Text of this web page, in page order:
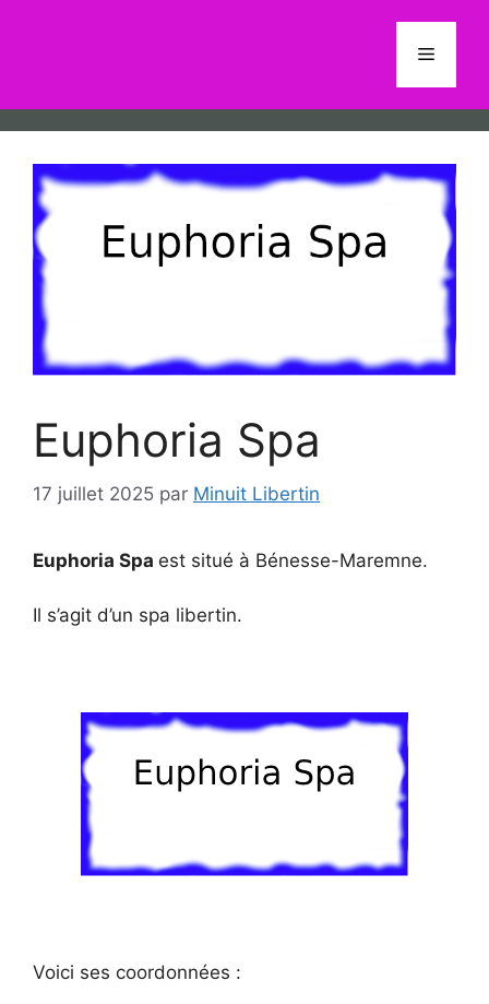
Menu
Euphoria Spa
17 juillet 2025 par Minuit Libertin
Euphoria Spa est situé à Bénesse-Maremne.
Il s’agit d’un spa libertin.
Voici ses coordonnées :